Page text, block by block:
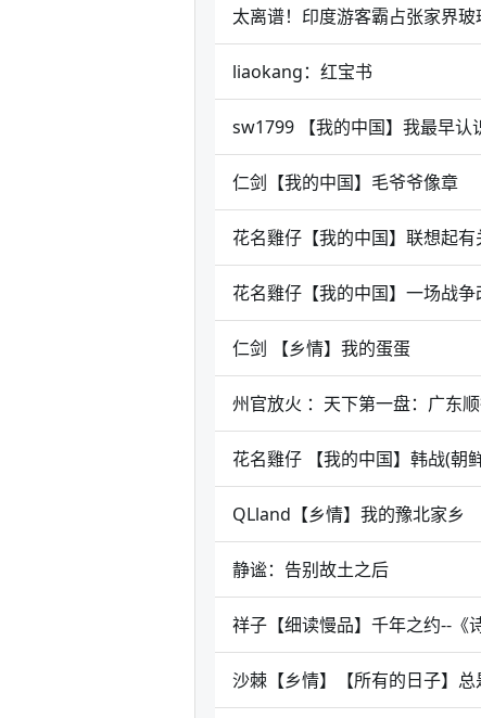
太离谱！印度游客霸占张家界
liaokang：红宝书
sw1799 【我的中国】我最早认
仁剑【我的中国】毛爷爷像章
花名雞仔【我的中国】联想起
花名雞仔【我的中国】一场战
仁剑 【乡情】我的蛋蛋
州官放火 ：天下第一盘：广东
花名雞仔 【我的中国】韩战(朝
QLland【乡情】我的豫北家乡
静谧：告别故土之后
祥子【细读慢品】千年之约--《
沙棘【乡情】【所有的日子】总